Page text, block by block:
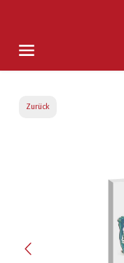
Zurück